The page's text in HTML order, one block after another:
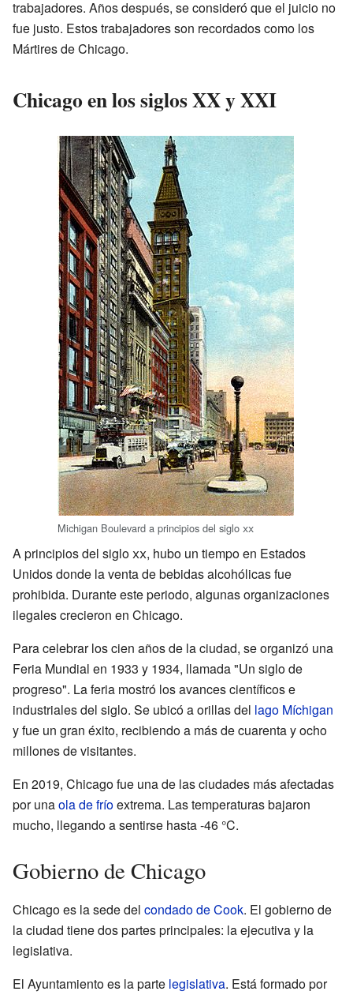
trabajadores. Años después, se consideró que el juicio no
fue justo. Estos trabajadores son recordados como los
Mártires de Chicago.
Chicago en los siglos XX y XXI
Michigan Boulevard a principios del siglo xx
A principios del sigloxx, hubo un tiempo en Estados
Unidos donde la venta de bebidas alcohólicas fue
prohibida. Durante este periodo, algunas organizaciones
ilegales crecieron en Chicago.
Para celebrar los cien años de la ciudad, se organizó una
Feria Mundial en 1933 y 1934, llamada "Un siglo de
progreso". La feria mostró los avances científicos e
industriales del siglo. Se ubicó a orillas del lago Míchigan
y fue un gran éxito, recibiendo a más de cuarenta y ocho
millones de visitantes.
En 2019, Chicago fue una de las ciudades más afectadas
por unaola de fríoextrema. Las temperaturas bajaron
mucho, llegando a sentirse hasta -46 °C.
Gobierno de Chicago
Chicago es la sede del condado de Cook. El gobierno de
la ciudad tiene dos partes principales: la ejecutiva y la
legislativa.
El Ayuntamiento es la parte legislativa. Está formado por